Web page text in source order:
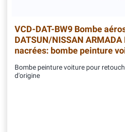
VCD-DAT-BW9 Bombe
DATSUN/NISSAN
nacrées: bombe peinture
Bombe peinture voiture pour
d'origine